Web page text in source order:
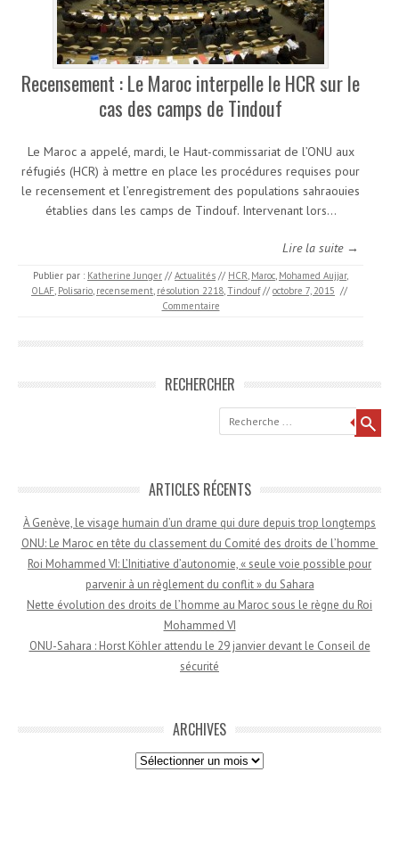
Recensement : Le Maroc interpelle le HCR sur le
cas des camps de Tindouf
Le Maroc a appelé, mardi, le Haut-commissariat de l’ONU aux
réfugiés (HCR) à mettre en place les procédures requises pour
le recensement et l’enregistrement des populations sahraouies
établies dans les camps de Tindouf. Intervenant lors…
Lire la suite →
Publier par : Katherine Junger // Actualités // HCR, Maroc, Mohamed Aujjar,
OLAF, Polisario, recensement, résolution 2218,Tindouf // octobre 7, 2015 //
Commentaire
RECHERCHER
Recherche
ARTICLES RÉCENTS
À Genève, le visage humain d’un drame qui dure depuis trop longtemps
ONU: Le Maroc en tête du classement du Comité des droits de l’homme
Roi Mohammed VI: L’Initiative d’autonomie, « seule voie possible pour
parvenir à un règlement du conflit » du Sahara
Nette évolution des droits de l’homme au Maroc sous le règne du Roi
Mohammed VI
ONU-Sahara : Horst Köhler attendu le 29 janvier devant le Conseil de
sécurité
ARCHIVES
Archives